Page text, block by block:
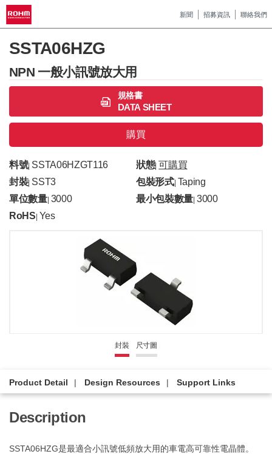
新聞 招募資訊 聯絡我們
SSTA06HZG
NPN 一般小訊號放大用
規格書
DATA SHEET
購買
料號| SSTA06HZGT116 狀態| 可購買
封裝| SST3 包裝形式| Taping
單位數量| 3000 最小包裝數量 |3000
RoHS Yes
封裝 尺寸圖
Product Detail Design Resources Support Links
Description
SSTA06HZG是最適合小訊號低頻放大用的車電高可靠性電晶體。